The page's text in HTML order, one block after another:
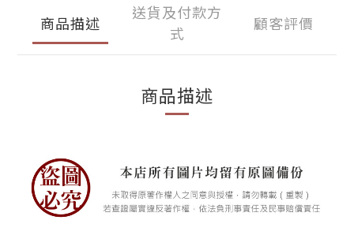
商品描述
送貨及付款方
式
顧客評價
商品描述